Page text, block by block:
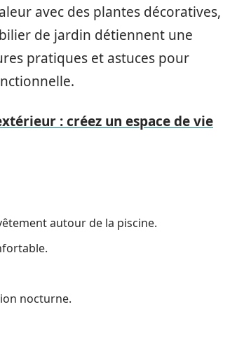
avec des plantes décoratives,
de jardin détiennent une
pratiques et astuces pour
: créez un espace de vie
autour de la piscine.
nocturne.